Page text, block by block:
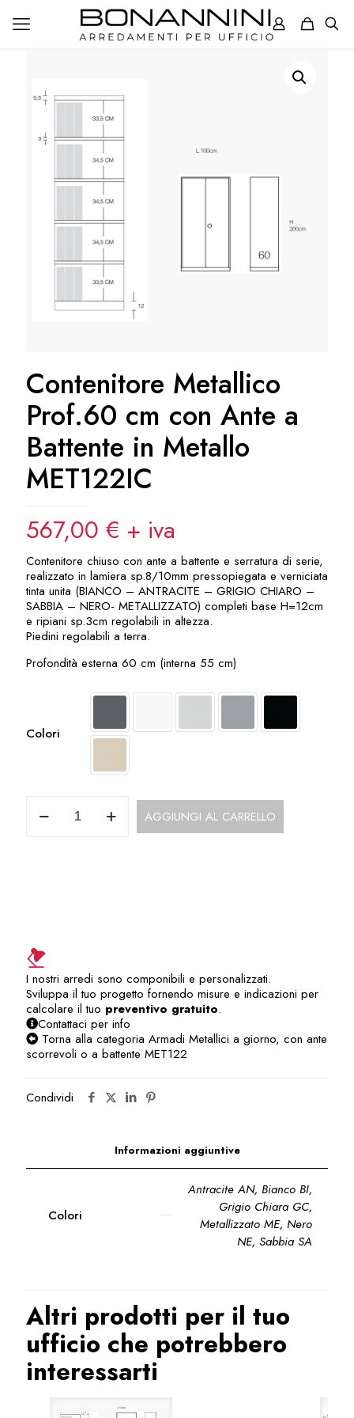
Contenitore Metallico
Prof.60 cm con Ante a
Battente in Metallo
MET122IC
567,00 € + iva
Contenitore chiuso con ante a battente e serratura di serie,
realizzato in lamiera sp.8/10mm pressopiegata e verniciata
tinta unita (BIANCO – ANTRACITE – GRIGIO CHIARO –
SABBIA – NERO- METALLIZZATO) completi base H=12cm
e ripiani sp.3cm regolabili in altezza.
Piedini regolabili a terra.
Profondità esterna 60 cm (interna 55 cm)
Colori
Metallico
MET122IC
quantità
AGGIUNGI AL CARRELLO
I nostri arredi sono componibili e personalizzati.
Sviluppa il tuo progetto fornendo misure e indicazioni per
calcolare il tuo preventivo gratuito.
Contattaci per info
Torna alla categoria Armadi Metallici a giorno, con ante
scorrevoli o a battente MET122
Condividi
Informazioni aggiuntive
Colori
Antracite AN, Bianco BI,
Grigio Chiara GC,
Metallizzato ME, Nero
NE, Sabbia SA
Altri prodotti per il tuo
ufficio che potrebbero
interessarti